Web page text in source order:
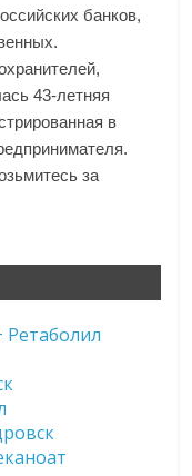
банков,
43-летняя
в
за
Ретаболил